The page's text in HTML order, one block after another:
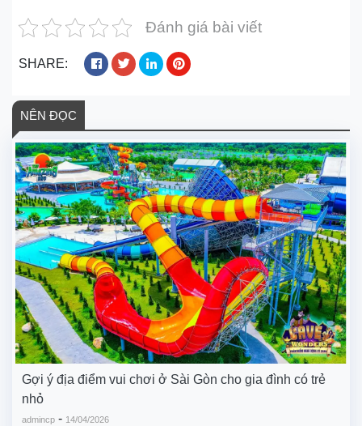
Đánh giá bài viết
SHARE:
NÊN ĐỌC
Gợi ý địa điểm vui chơi ở Sài Gòn cho gia đình có trẻ
nhỏ
admincp - 14/04/2026